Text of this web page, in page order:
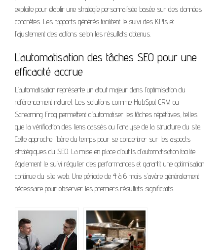
exploite pour établir une stratégie personnalisée basée sur des données
concrètes. Les rapports générés facilitent le suivi des KPIs et
l’ajustement des actions selon les résultats obtenus.
L’automatisation des tâches SEO pour une
efficacité accrue
L’automatisation représente un atout majeur dans l’optimisation du
référencement naturel. Les solutions comme HubSpot CRM ou
Screaming Frog permettent d’automatiser les tâches répétitives, telles
que la vérification des liens cassés ou l’analyse de la structure du site.
Cette approche libère du temps pour se concentrer sur les aspects
stratégiques du SEO. La mise en place d’outils d’automatisation facilite
également le suivi régulier des performances et garantit une optimisation
continue du site web. Une période de 4 à 6 mois s’avère généralement
nécessaire pour observer les premiers résultats significatifs.